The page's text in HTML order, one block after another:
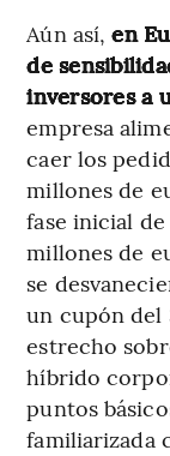
Aún así,en
de
inversores a
empresa
caer los
millones de
fase inicial
millones de
se
un cupón del
estrecho
híbrido
puntos
familiarizada